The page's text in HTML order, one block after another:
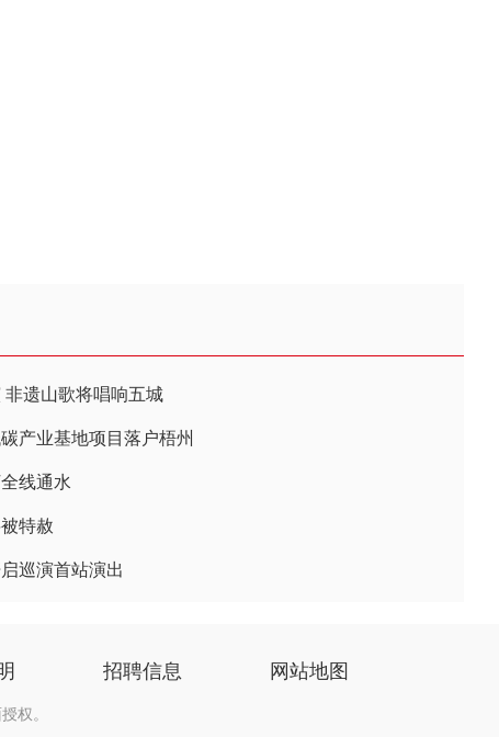
遗山歌将唱响五城
产业基地项目落户梧州
线通水
特赦
巡演首站演出
招聘信息 网站地图
权。